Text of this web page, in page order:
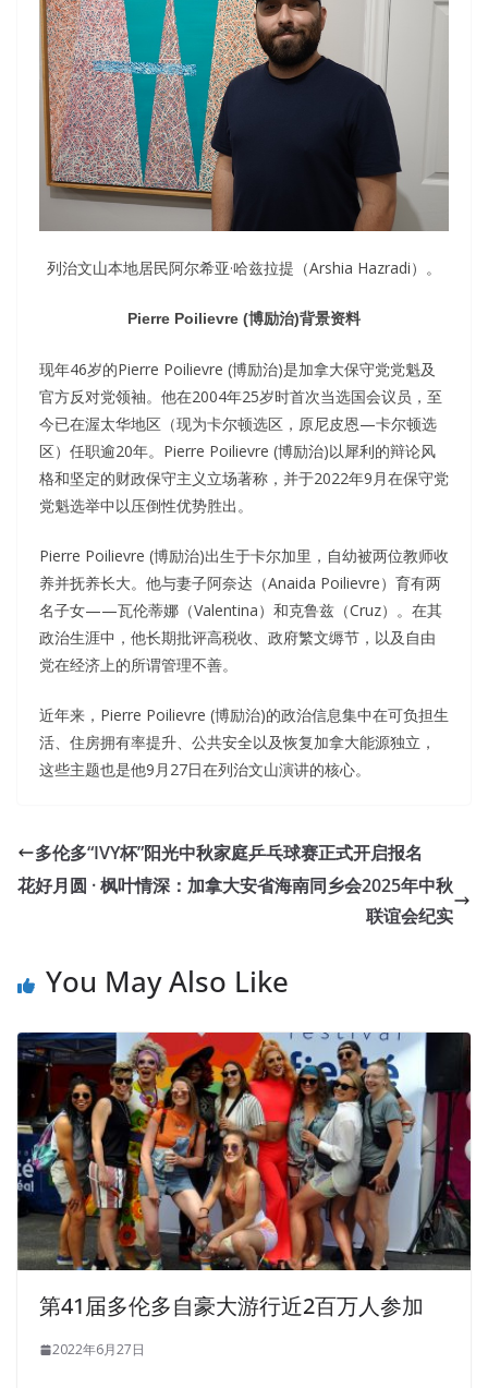
列治文山本地居民阿尔希亚·哈兹拉提（Arshia Hazradi）。
Pierre Poilievre (博励治)背景资料
现年46岁的Pierre Poilievre (博励治)是加拿大保守党党魁及
官方反对党领袖。他在2004年25岁时首次当选国会议员，至
今已在渥太华地区（现为卡尔顿选区，原尼皮恩—卡尔顿选
区）任职逾20年。Pierre Poilievre (博励治)以犀利的辩论风
格和坚定的财政保守主义立场著称，并于2022年9月在保守党
党魁选举中以压倒性优势胜出。
Pierre Poilievre (博励治)出生于卡尔加里，自幼被两位教师收
养并抚养长大。他与妻子阿奈达（Anaida Poilievre）育有两
名子女——瓦伦蒂娜（Valentina）和克鲁兹（Cruz）。在其
政治生涯中，他长期批评高税收、政府繁文缛节，以及自由
党在经济上的所谓管理不善。
近年来，Pierre Poilievre (博励治)的政治信息集中在可负担生
活、住房拥有率提升、公共安全以及恢复加拿大能源独立，
这些主题也是他9月27日在列治文山演讲的核心。
多伦多“IVY杯”阳光中秋家庭乒乓球赛正式开启报名
花好月圆 · 枫叶情深：加拿大安省海南同乡会2025年中秋
联谊会纪实
You May Also Like
第41届多伦多自豪大游行近2百万人参加
2022年6月27日